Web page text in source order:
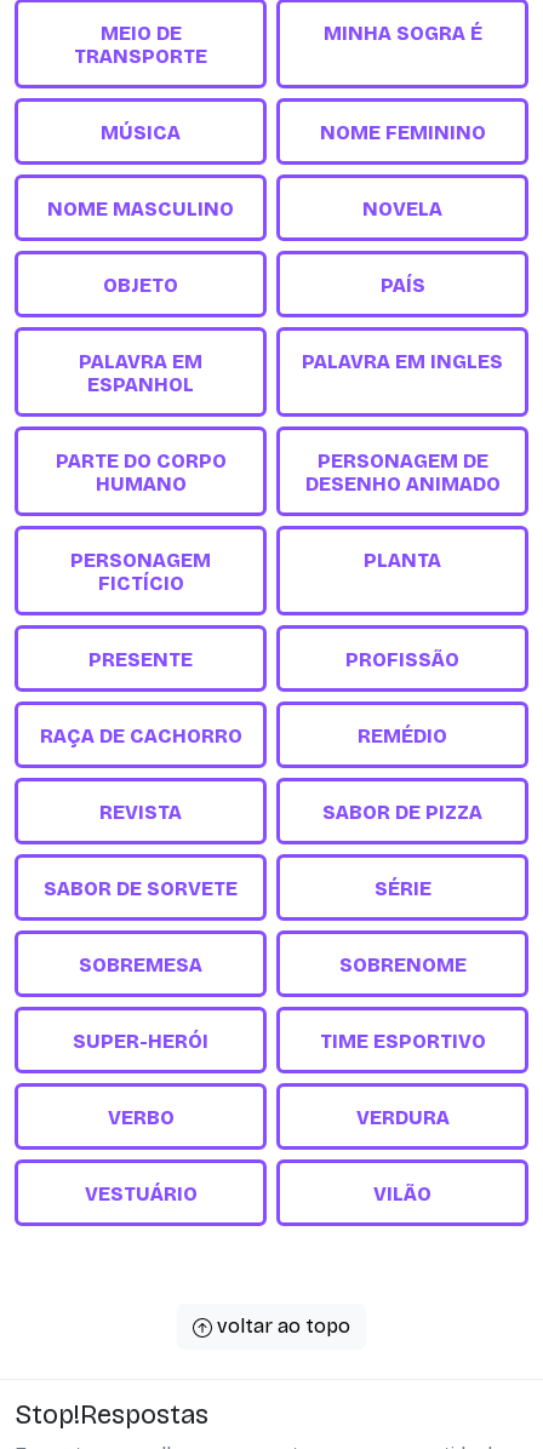
MEIO DE
TRANSPORTE
MINHA SOGRA É
MÚSICA NOME FEMININO
NOME MASCULINO NOVELA
OBJETO PAÍS
PALAVRA EM
ESPANHOL
PALAVRA EM INGLES
PARTE DO CORPO
HUMANO
PERSONAGEM DE
DESENHO ANIMADO
PERSONAGEM
FICTÍCIO
PLANTA
PRESENTE PROFISSÃO
RAÇA DE CACHORRO REMÉDIO
REVISTA SABOR DE PIZZA
SABOR DE SORVETE SÉRIE
SOBREMESA SOBRENOME
SUPER-HERÓI TIME ESPORTIVO
VERBO VERDURA
VESTUÁRIO VILÃO
voltar ao topo
Stop!Respostas